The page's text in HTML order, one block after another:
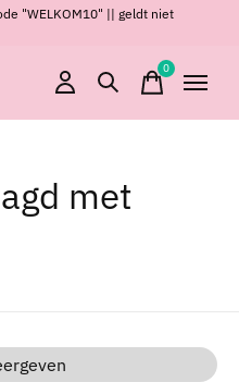
"WELKOM10" || geldt niet
0items
met